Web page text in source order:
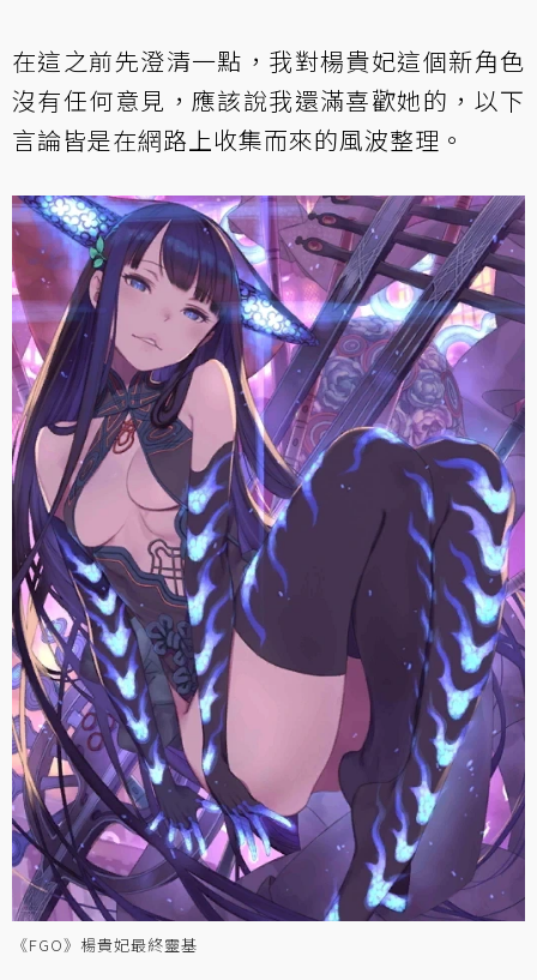
在這之前先澄清一點，我對楊貴妃這個新角色
沒有任何意見，應該說我還滿喜歡她的，以下
言論皆是在網路上收集而來的風波整理。
《FGO》楊貴妃最終靈基